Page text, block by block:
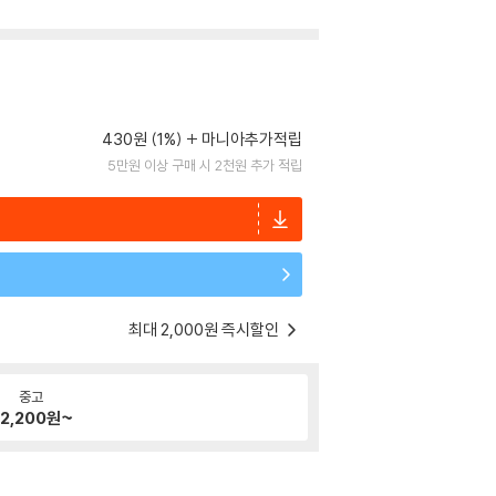
430원 (1%) 마니아추가적립
5만원 이상 구매 시 2천원 추가 적립
최대 2,000원 즉시할인
중고
원~